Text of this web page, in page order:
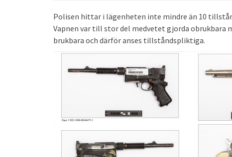
Polisen hittar i lägenheten inte mindre än 10
Vapnen var till stor del medvetet gjorda
brukbara och därför anses tillståndspliktiga.